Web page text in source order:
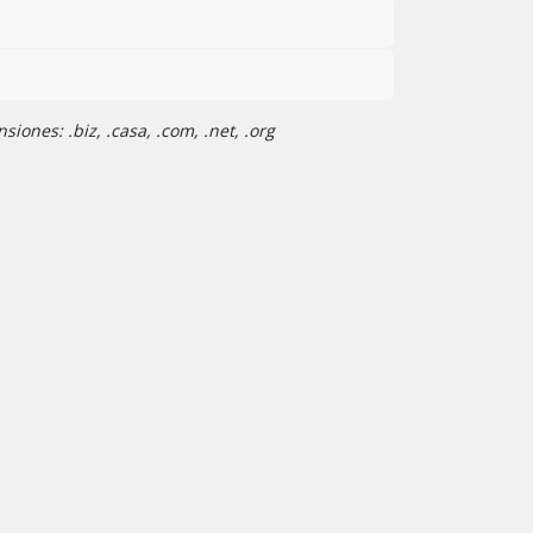
.biz, .casa, .com, .net, .org